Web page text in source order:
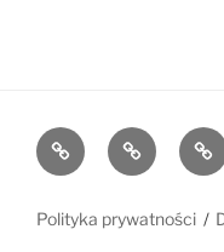
The
1MB
The
512KB
Polityka prywatności